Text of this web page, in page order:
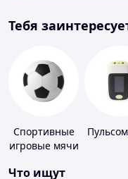
Тебя
Спортивные
игровые мячи
Что ищут